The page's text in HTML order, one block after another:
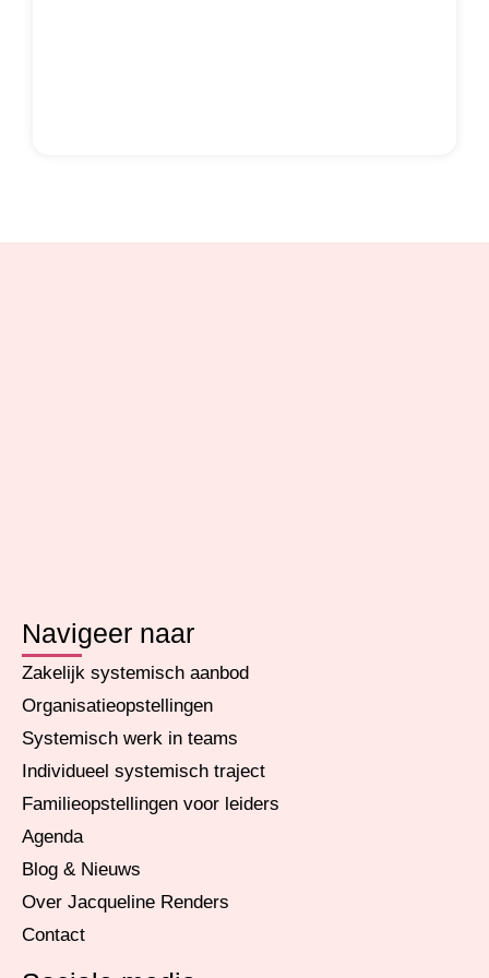
Navigeer naar
Zakelijk systemisch aanbod
Organisatieopstellingen
Systemisch werk in teams
Individueel systemisch traject
Familieopstellingen voor leiders
Agenda
Blog & Nieuws
Over Jacqueline Renders
Contact